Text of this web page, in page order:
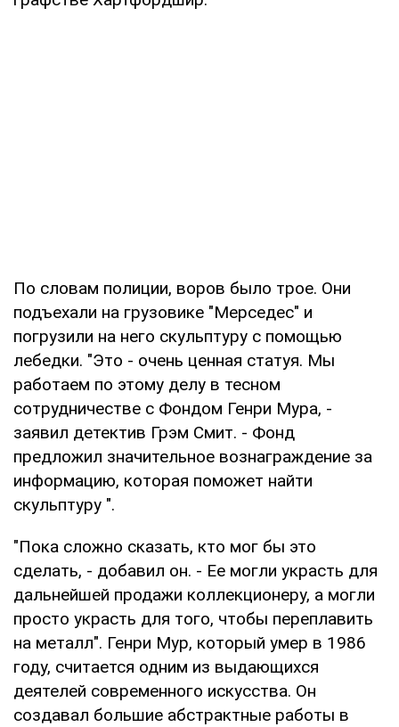
По словам полиции, воров было трое. Они
подъехали на грузовике "Мерседес" и
погрузили на него скульптуру с помощью
лебедки. "Это - очень ценная статуя. Мы
работаем по этому делу в тесном
сотрудничестве с Фондом Генри Мура, -
заявил детектив Грэм Смит. - Фонд
предложил значительное вознаграждение за
информацию, которая поможет найти
скульптуру ".
"Пока сложно сказать, кто мог бы это
сделать, - добавил он. - Ее могли украсть для
дальнейшей продажи коллекционеру, а могли
просто украсть для того, чтобы переплавить
на металл". Генри Мур, который умер в 1986
году, считается одним из выдающихся
деятелей современного искусства. Он
создавал большие абстрактные работы в